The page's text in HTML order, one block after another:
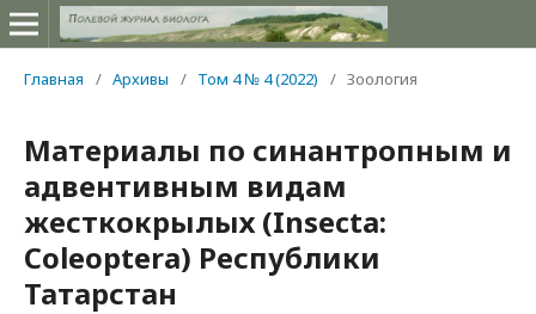
Главная / Архивы / Том 4 № 4 (2022) / Зоология
Материалы по синантропным и
адвентивным видам
жесткокрылых (Insecta:
Coleoptera) Республики
Татарстан